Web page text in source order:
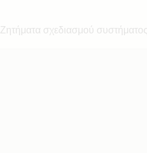
Ζητήματα σχεδιασμού συστήματος